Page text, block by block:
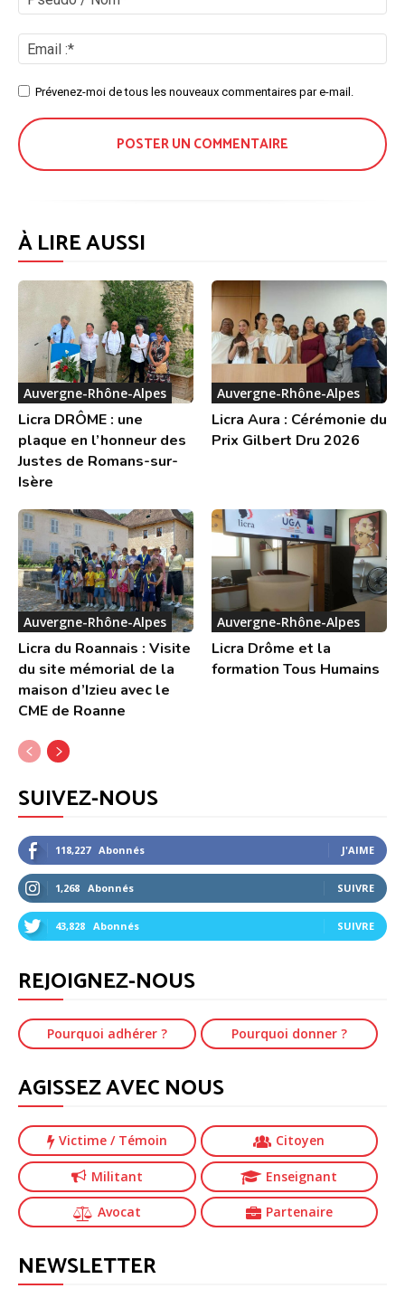
/
:*
SitePrévenez-moi de tous les nouveaux commentaires par e-mail.
À LIRE AUSSI
Auvergne-Rhône-Alpes
Licra DRÔME : une
plaque en l’honneur des
Justes de Romans-sur-
Isère
Auvergne-Rhône-Alpes
Licra Aura : Cérémonie du
Prix Gilbert Dru 2026
Auvergne-Rhône-Alpes
Licra du Roannais : Visite
du site mémorial de la
maison d’Izieu avec le
CME de Roanne
Auvergne-Rhône-Alpes
Licra Drôme et la
formation Tous Humains
SUIVEZ-NOUS
118,227 Abonnés J'AIME
1,268 Abonnés SUIVRE
43,828 Abonnés SUIVRE
REJOIGNEZ-NOUS
Pourquoi adhérer ? Pourquoi donner ?
AGISSEZ AVEC NOUS
Victime / Témoin Citoyen
Militant Enseignant
Avocat Partenaire
NEWSLETTER